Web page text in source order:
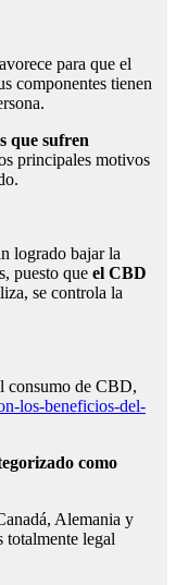
para que el
componentes tienen
que sufren
principales motivos
logrado bajar la
puesto que el CBD
se controla la
consumo de CBD,
los-beneficios-del-
como
Alemania y
totalmente legal